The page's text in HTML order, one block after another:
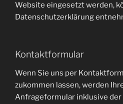
Website eingesetzt werden,
Datenschutzerklärung
Kontaktformular
Wenn Sie uns per
zukommen lassen, werden
Anfrageformular inklusive der